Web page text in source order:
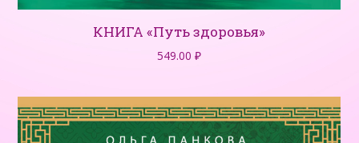
КНИГА «Путь здоровья»
549.00 ₽